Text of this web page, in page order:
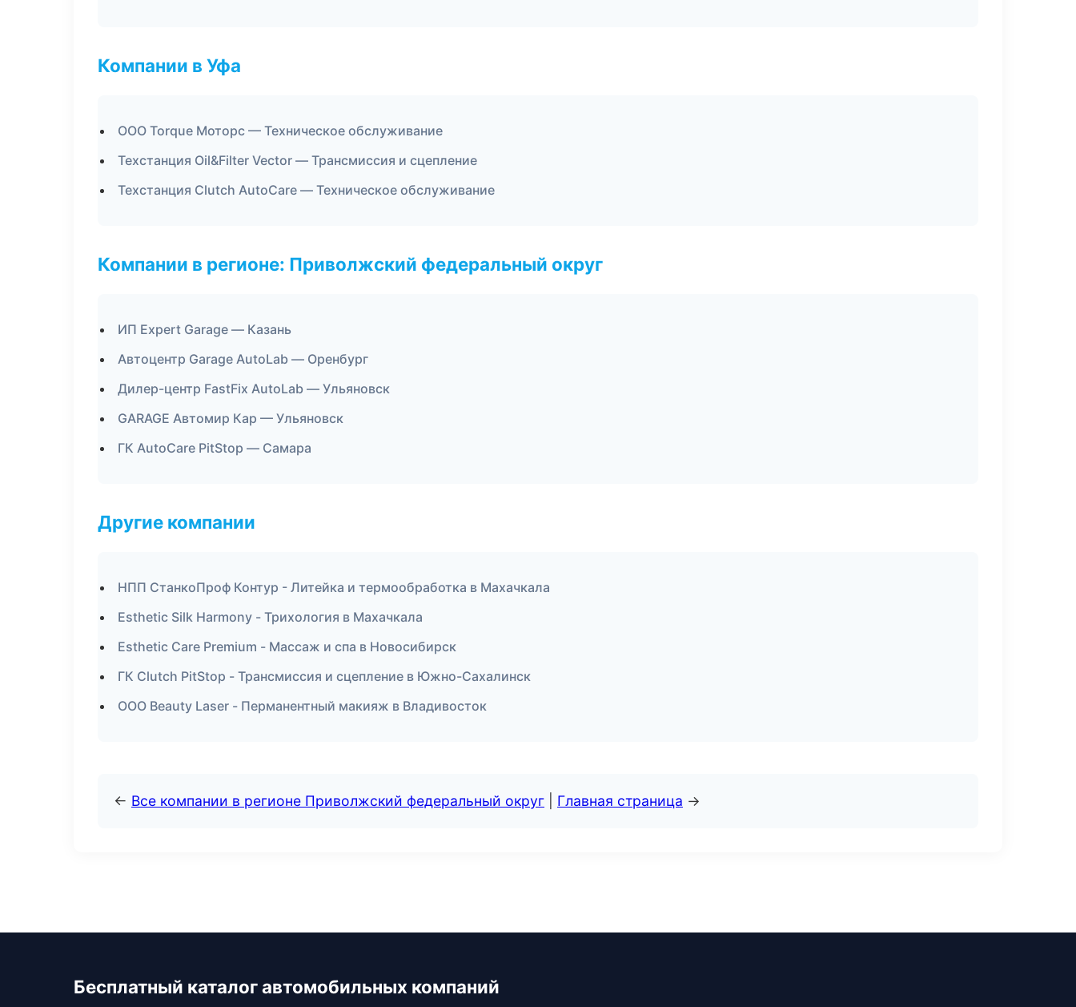
Компании в Уфа
ООО Torque Моторс — Техническое обслуживание
Техстанция Oil&Filter Vector — Трансмиссия и сцепление
Техстанция Clutch AutoCare — Техническое обслуживание
Компании в регионе: Приволжский федеральный округ
ИП Expert Garage — Казань
Автоцентр Garage AutoLab — Оренбург
Дилер-центр FastFix AutoLab — Ульяновск
GARAGE Автомир Кар — Ульяновск
ГК AutoCare PitStop — Самара
Другие компании
НПП СтанкоПроф Контур - Литейка и термообработка в Махачкала
Esthetic Silk Harmony - Трихология в Махачкала
Esthetic Care Premium - Массаж и спа в Новосибирск
ГК Clutch PitStop - Трансмиссия и сцепление в Южно-Сахалинск
ООО Beauty Laser - Перманентный макияж в Владивосток
← Все компании в регионе Приволжский федеральный округ Главная страница →
Бесплатный каталог автомобильных компаний